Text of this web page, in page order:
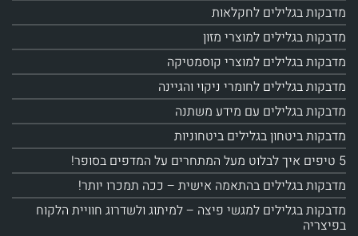
מדבקות בגלילים לחקלאות
מדבקות בגלילים למוצרי מזון
מדבקות בגלילים למוצרי קוסמטיקה
מדבקות בגלילים לחומרי ניקוי והגיינה
מדבקות בגלילים עם מידע משתנה
מדבקות ביטחון בגלילים ביטחוניות
5 טיפים איך לבלוט מעל המתחרים על המדפים בסופר!
מדבקות בגלילים בהתאמה אישית – ככה תמכרו יותר!
מדבקות בגלילים למגשי פיצה – למיתוג ולשדרוג חוויית הלקוח
בפיצריה